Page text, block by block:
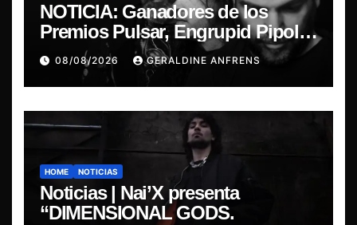
NOTICIA: Ganadores de los
Premios Pulsar, Engrupid Pipol
presentan show exclusivo.
08/08/2026 GERALDINE ANFRENS
HOME NOTICIAS
Noticias | Nai’X presenta
“DIMENSIONAL GODS.